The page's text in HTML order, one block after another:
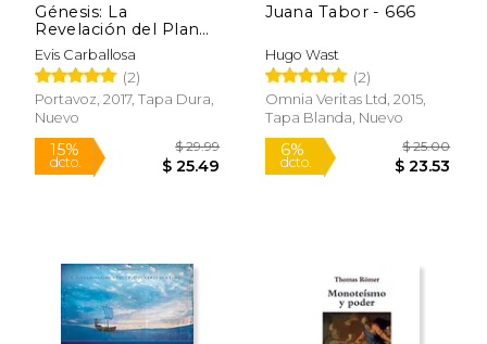
Rápido
Génesis: La
Revelación del Plan
Eterno de Dios: La
Historia de los
Orígenes
Evis Carballosa
(2)
Portavoz, 2017, Tapa Dura,
Nuevo
Juana Tabor - 666
Hugo Wast
(2)
Omnia Veritas Ltd, 2015,
Tapa Blanda, Nuevo